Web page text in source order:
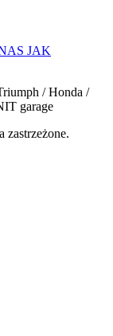
JAK
/ Honda /
garage
zastrzeżone.